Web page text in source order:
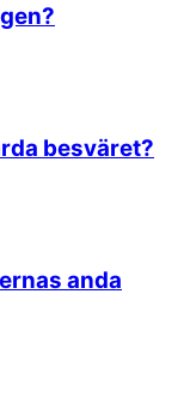
besväret?
anda